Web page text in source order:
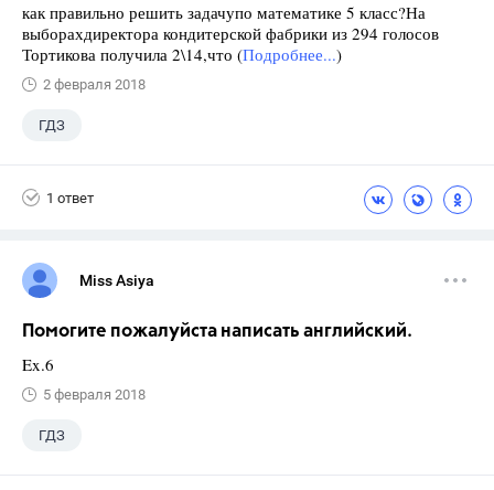
как правильно решить задачупо математике 5 класс?На
выборахдиректора кондитерской фабрики из 294 голосов
Тортикова получила 2\14,что (Подробнее...)
2 февраля 2018
ГДЗ
1 ответ
Miss Asiya
Помогите пожалуйста написать английский.
Ex.6
5 февраля 2018
ГДЗ